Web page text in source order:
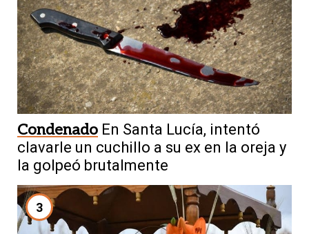
Condenado En Santa Lucía, intentó
clavarle un cuchillo a su ex en la oreja y
la golpeó brutalmente
3